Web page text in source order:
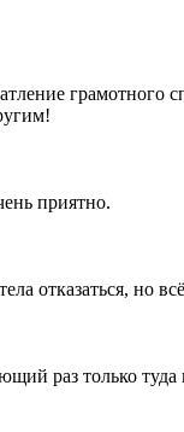
приятно.
отказаться, но
раз только туда